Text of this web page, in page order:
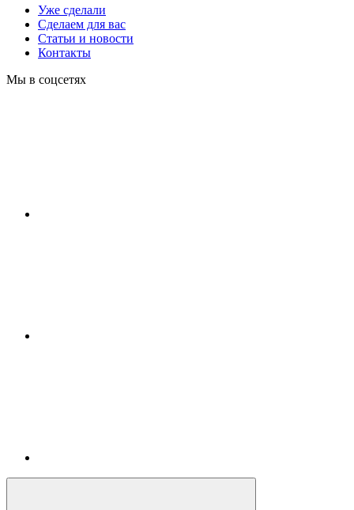
Уже сделали
Сделаем для вас
Статьи и новости
Контакты
Мы в соцсетях